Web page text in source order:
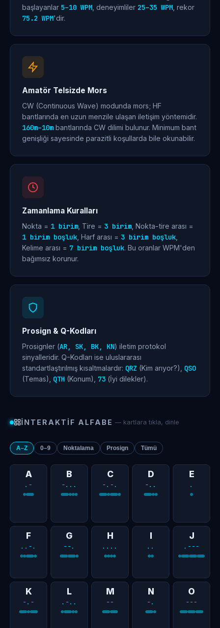
başlayanlar 5–10 WPM , deneyimliler 25–35 WPM , rekor
75.2 WPM'dir.
Amatör Telsizde Mors
CW (Continuous Wave) modunda mors; HF
bantlarında en uzun menzile ulaşan iletişim yöntemidir.
160m–10m bantlarında CW dilimi bulunur. Minimum bant
genişliği sayesinde parazitli koşullarda bile okunabilir.
Zamanlama Kuralları
Nokta = 1 birim , Tire = 3 birim , Nokta-tire arası =
1 birim boşluk , Harf arası = 3 birim boşluk
Kelime arası = 7 birim boşluk. Bu oranlar WPM'den
bağımsız korunur.
Prosign & Q-Kodları
Prosignler (AR, SK, BK, KN) iletim protokol
sinyalleridir. Q-Kodları ise uluslararası
standartlaştırılmış kısaltmalardır: QRZ (Kim arıyor?), QSO
(Temas), QTH (Konum), 73 (İyi dilekler).
İNTERAKTIF ALFABE — kartlara tıkla, dinle
A–Z 0–9 Noktalama Prosign Tümü
A
.-
B
-...
C
-.-.
D
-..
E
.
F
..-.
G
--.
H
....
I
..
J
.---
K
-.-
L
.-..
M
--
N
-.
O
---